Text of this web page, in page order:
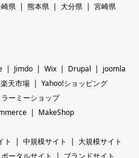
県 熊本県 大分県
宮崎県
Jimdo Wix Drupal
joomla
楽天市場
Yahoo!ショッピング
ラーミーショップ
MakeShop
ト 中規模サイト
大規模サイト
ポータルサイト ブランドサイト